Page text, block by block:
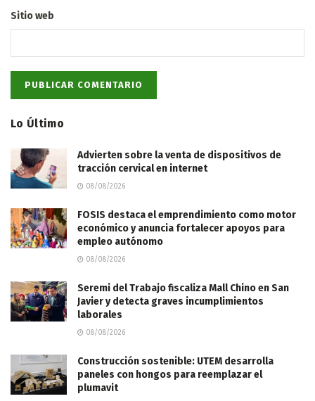
Sitio web
Lo Último
Advierten sobre la venta de dispositivos de
tracción cervical en internet
08/08/2026
FOSIS destaca el emprendimiento como motor
económico y anuncia fortalecer apoyos para
empleo autónomo
08/08/2026
Seremi del Trabajo fiscaliza Mall Chino en San
Javier y detecta graves incumplimientos
laborales
08/08/2026
Construcción sostenible: UTEM desarrolla
paneles con hongos para reemplazar el
plumavit